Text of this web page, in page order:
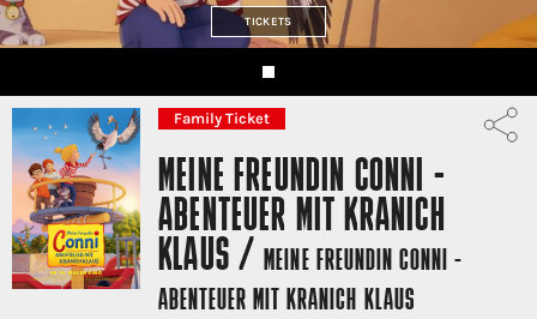
TICKETS
Family Ticket
MEINE FREUNDIN CONNI -
ABENTEUER MIT KRANICH
KLAUS /MEINE FREUNDIN CONNI -
ABENTEUER MIT KRANICH KLAUS